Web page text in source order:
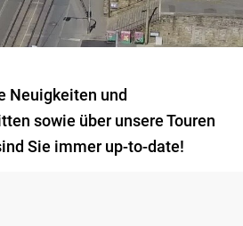
Neuigkeiten und
sowie über unsere Touren
Sie immer up-to-date!